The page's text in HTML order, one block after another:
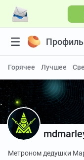
Профиль
Горячее Лучшее
Метроном дедушки